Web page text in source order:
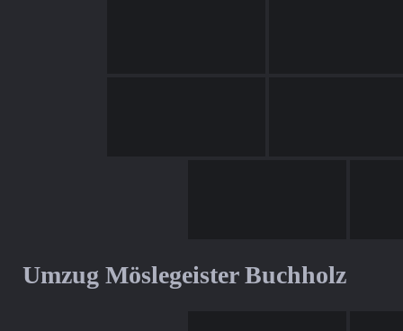
Umzug Möslegeister Buchholz